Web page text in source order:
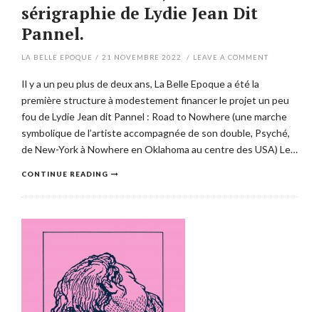
sérigraphie de Lydie Jean Dit
Pannel.
LA BELLE EPOQUE / 21 NOVEMBRE 2022 / LEAVE A COMMENT
Il y a un peu plus de deux ans, La Belle Epoque a été la
première structure à modestement financer le projet un peu
fou de Lydie Jean dit Pannel : Road to Nowhere (une marche
symbolique de l’artiste accompagnée de son double, Psyché,
de New-York à Nowhere en Oklahoma au centre des USA) Le…
CONTINUE READING